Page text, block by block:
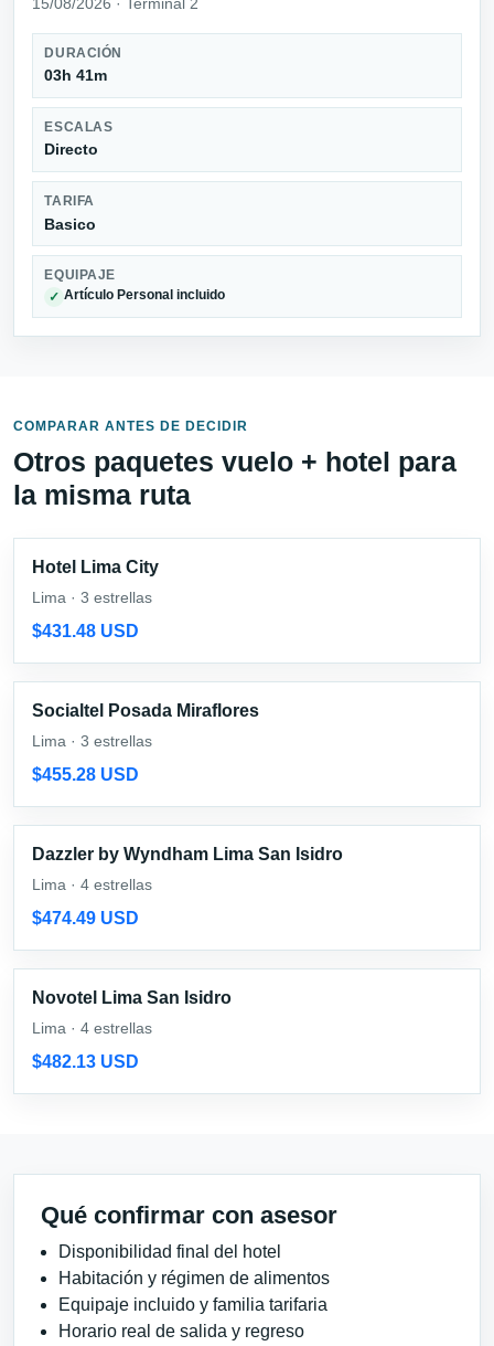
DURACIÓN
03h 41m
ESCALAS
Directo
TARIFA
Basico
EQUIPAJE
✓ Artículo Personal incluido
COMPARAR ANTES DE DECIDIR
Otros paquetes vuelo + hotel para
la misma ruta
Hotel Lima City
Lima · 3 estrellas
$431.48 USD
Socialtel Posada Miraflores
Lima · 3 estrellas
$455.28 USD
Dazzler by Wyndham Lima San Isidro
Lima · 4 estrellas
$474.49 USD
Novotel Lima San Isidro
Lima · 4 estrellas
$482.13 USD
Qué confirmar con asesor
Disponibilidad final del hotel
Habitación y régimen de alimentos
Equipaje incluido y familia tarifaria
Horario real de salida y regreso